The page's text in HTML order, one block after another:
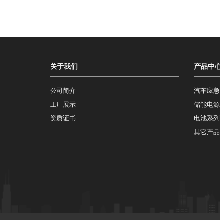
关于我们
公司简介
工厂展示
资质证书
产品中
汽车应
储能电源
电池系列
其它产品